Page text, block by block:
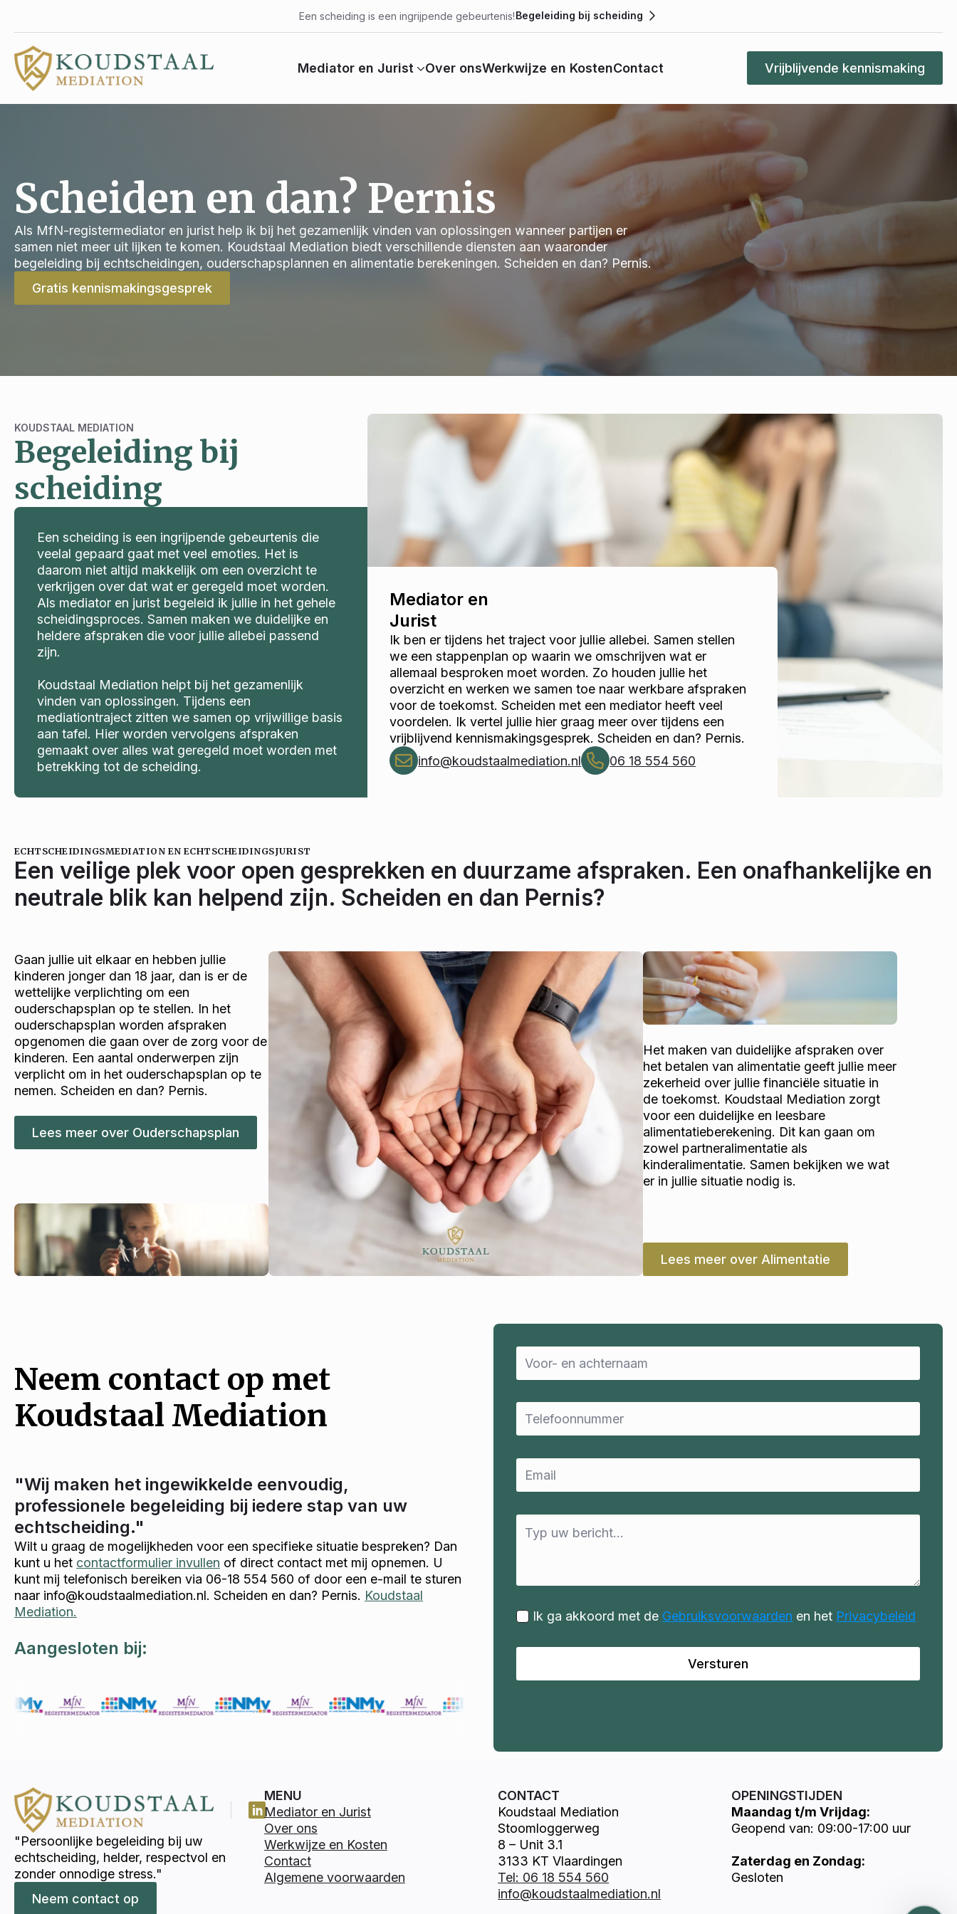
Een scheiding is een ingrijpende gebeurtenis!Begeleiding bij scheiding
Mediator en Jurist Over onsWerkwijze en KostenContact Vrijblijvende kennismaking
Scheiden en dan? Pernis
Als MfN-registermediator en jurist help ik bij het gezamenlijk vinden van oplossingen wanneer partijen er
samen niet meer uit lijken te komen. Koudstaal Mediation biedt verschillende diensten aan waaronder
begeleiding bij echtscheidingen, ouderschapsplannen en alimentatie berekeningen. Scheiden en dan? Pernis.
Gratis kennismakingsgesprek
KOUDSTAAL MEDIATION
Begeleiding bij
scheiding
Een scheiding is een ingrijpende gebeurtenis die
veelal gepaard gaat met veel emoties. Het is
daarom niet altijd makkelijk om een overzicht te
verkrijgen over dat wat er geregeld moet worden.
Als mediator en jurist begeleid ik jullie in het gehele
scheidingsproces. Samen maken we duidelijke en
heldere afspraken die voor jullie allebei passend
zijn.
Koudstaal Mediation helpt bij het gezamenlijk
vinden van oplossingen. Tijdens een
mediationtraject zitten we samen op vrijwillige basis
aan tafel. Hier worden vervolgens afspraken
gemaakt over alles wat geregeld moet worden met
betrekking tot de scheiding.
Mediator en
Jurist
Ik ben er tijdens het traject voor jullie allebei. Samen stellen
we een stappenplan op waarin we omschrijven wat er
allemaal besproken moet worden. Zo houden jullie het
overzicht en werken we samen toe naar werkbare afspraken
voor de toekomst. Scheiden met een mediator heeft veel
voordelen. Ik vertel jullie hier graag meer over tijdens een
vrijblijvend kennismakingsgesprek. Scheiden en dan? Pernis.
info@koudstaalmediation.nl
06 18 554 560
ECHTSCHEIDINGSMEDIATION EN ECHTSCHEIDINGSJURIST
Een veilige plek voor open gesprekken en duurzame afspraken. Een onafhankelijke en
neutrale blik kan helpend zijn. Scheiden en dan Pernis?
Gaan jullie uit elkaar en hebben jullie
kinderen jonger dan 18 jaar, dan is er de
wettelijke verplichting om een
ouderschapsplan op te stellen. In het
ouderschapsplan worden afspraken
opgenomen die gaan over de zorg voor de
kinderen. Een aantal onderwerpen zijn
verplicht om in het ouderschapsplan op te
nemen. Scheiden en dan? Pernis.
Lees meer over Ouderschapsplan
Het maken van duidelijke afspraken over
het betalen van alimentatie geeft jullie meer
zekerheid over jullie financiële situatie in
de toekomst. Koudstaal Mediation zorgt
voor een duidelijke en leesbare
alimentatieberekening. Dit kan gaan om
zowel partneralimentatie als
kinderalimentatie. Samen bekijken we wat
er in jullie situatie nodig is.
Lees meer over Alimentatie
Neem contact op met
Koudstaal Mediation
"Wij maken het ingewikkelde eenvoudig,
professionele begeleiding bij iedere stap van uw
echtscheiding."
Wilt u graag de mogelijkheden voor een specifieke situatie bespreken? Dan
kunt u het contactformulier invullen of direct contact met mij opnemen. U
kunt mij telefonisch bereiken via 06-18 554 560 of door een e-mail te sturen
naar info@koudstaalmediation.nl. Scheiden en dan? Pernis. Koudstaal
Mediation.
Aangesloten bij:
Name
*
Email
Email
Message
Ik ga akkoord met de Gebruiksvoorwaarden en het Privacybeleid
Versturen
"Persoonlijke begeleiding bij uw
echtscheiding, helder, respectvol en
zonder onnodige stress."
Neem contact op
MENU
Mediator en Jurist
Over ons
Werkwijze en Kosten
Contact
Algemene voorwaarden
CONTACT
Koudstaal Mediation
Stoomloggerweg
8 – Unit 3.1
3133 KT Vlaardingen
Tel: 06 18 554 560
info@koudstaalmediation.nl
OPENINGSTIJDEN
Maandag t/m Vrijdag:
Geopend van: 09:00-17:00 uur
Zaterdag en Zondag:
Gesloten